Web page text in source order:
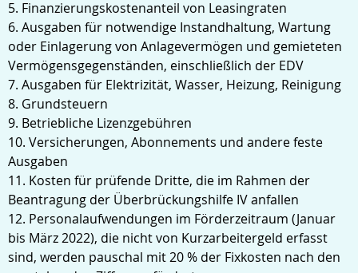
5. Finanzierungskostenanteil von Leasingraten
6. Ausgaben für notwendige Instandhaltung, Wartung
oder Einlagerung von Anlagevermögen und gemieteten
Vermögensgegenständen, einschließlich der EDV
7. Ausgaben für Elektrizität, Wasser, Heizung, Reinigung
8. Grundsteuern
9. Betriebliche Lizenzgebühren
10. Versicherungen, Abonnements und andere feste
Ausgaben
11. Kosten für prüfende Dritte, die im Rahmen der
Beantragung der Überbrückungshilfe IV anfallen
12. Personalaufwendungen im Förderzeitraum (Januar
bis März 2022), die nicht von Kurzarbeitergeld erfasst
sind, werden pauschal mit 20 % der Fixkosten nach den